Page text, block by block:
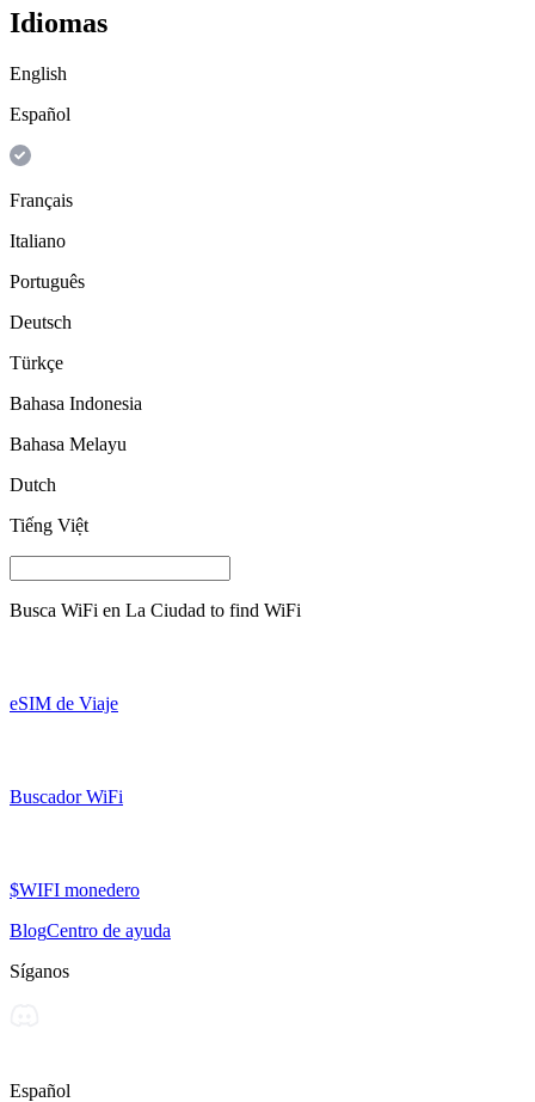
Idiomas
English
Español
Français
Italiano
Português
Deutsch
Türkçe
Bahasa Indonesia
Bahasa Melayu
Dutch
Tiếng Việt
Busca WiFi en La Ciudad to find WiFi
eSIM de Viaje
Buscador WiFi
$WIFI monedero
BlogCentro de ayuda
Síganos
Español